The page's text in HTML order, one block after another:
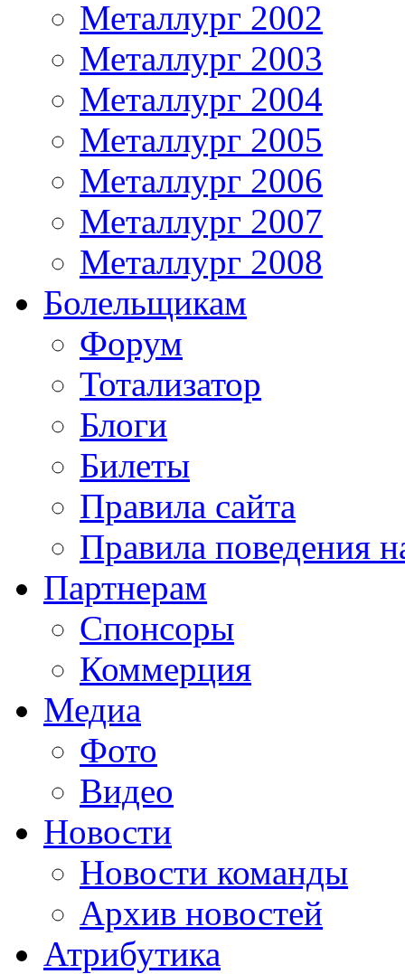
Металлург 2002
Металлург 2003
Металлург 2004
Металлург 2005
Металлург 2006
Металлург 2007
Металлург 2008
Болельщикам
Форум
Тотализатор
Блоги
Билеты
Правила сайта
Правила поведения
Партнерам
Спонсоры
Коммерция
Медиа
Фото
Видео
Новости
Новости команды
Архив новостей
Атрибутика